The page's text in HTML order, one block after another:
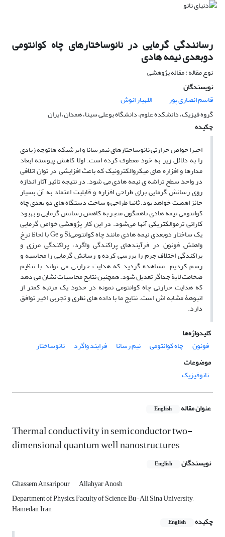
رسانندگی گرمایی در نانوساختارهای چاه کوانتومی
دوبعدی نیمه هادی
نوع مقاله : مقاله پژوهشی
نویسندگان
قاسم انصاری پور
اللهیار انوش
گروه فیزیک، دانشکده علوم، دانشگاه بوعلی سینا، همدان، ایران
چکیده
اخیرا خواص حرارتی نانوساختارهای نیمرسانا و ابرشبکه هاتوجه زیادی
را به دلائل زیر به خود معطوف کرده است. اولا کاهش پیوسته ابعاد
مدارها و افزاره های میکروالکترونیک که باعث افزایشی در توان اتلافی
در واحد سطح تراشه ی نیمه هادی می شود. در نتیجه تاثیر آثار اندازه
روی رسانش گرمایی برای طراحی افزاره و قابلیت اعتماد به آن بسیار
حائز اهمیت خواهد بود. ثانیا طراحی و ساخت دستگاه های دو بعدی چاه
کوانتومی نیمه هادی ناهمگون منجر به کاهش رسانش گرمایی و بهبود
کارائی ترموالکتریکی آنها می‌شود. در این کار پژوهشی خواص گرمایی
یک ساختار دوبعدی نیمه هادی مانند چاه کوانتومیSi و Ge با لحاظ نرخ
واهلش فونون در فرآیندهای پراکندگی واگرد، پراکندگی مرزی و
پراکندگی اختلاف جرم را بررسی کرده و رسانش گرمایی را محاسبه و
رسم کردیم. مشاهده گردید که هدایت حرارتی می تواند با تنظیم
ضخامت لایۀ جداگر تعدیل شود. همچنین نتایج محاسبات نشان می دهد
که هدایت حرارتی چاه کوانتومی نمونه در حدود یک مرتبه کمتر از
انبوهۀ مشابه اش است. نتایج ما با داده های نظری و تجربی اخیر توافق
دارد.
کلیدواژه‌ها
فونون
چاه کوانتومی نیم رسانا فرایند واگرد
نانوساختار
موضوعات
نانوفیزیک
عنوان مقاله English
Thermal conductivity in semiconductor two-
dimensional quantum well nanostructures
نویسندگان English
Ghassem Ansaripour
Allahyar Anosh
Department of Physics, Faculty of Science, Bu-Ali Sina University,
Hamedan, Iran
چکیده
English